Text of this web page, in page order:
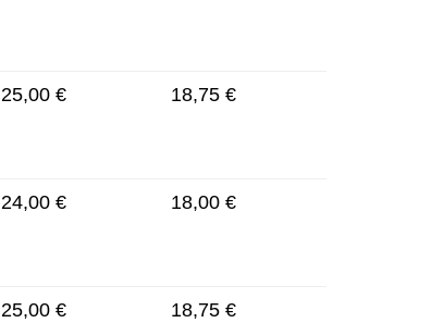
25,00 € 18,75 €
24,00 € 18,00 €
25,00 € 18,75 €